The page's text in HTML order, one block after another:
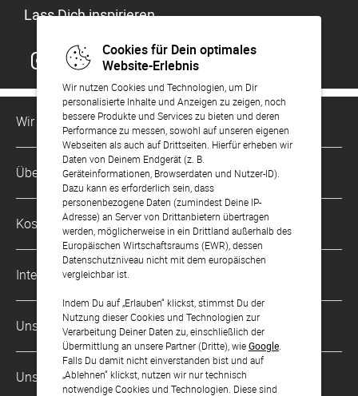
Cookies für Dein optimales
Website-Erlebnis
Wir nutzen Cookies und Technologien, um Dir
personalisierte Inhalte und Anzeigen zu zeigen, noch
bessere Produkte und Services zu bieten und deren
Performance zu messen, sowohl auf unseren eigenen
Webseiten als auch auf Drittseiten. Hierfür erheben wir
Daten von Deinem Endgerät (z. B.
Geräteinformationen, Browserdaten und Nutzer-ID).
Dazu kann es erforderlich sein, dass
personenbezogene Daten (zumindest Deine IP-
Adresse) an Server von Drittanbietern übertragen
werden, möglicherweise in ein Drittland außerhalb des
Europäischen Wirtschaftsraums (EWR), dessen
Datenschutzniveau nicht mit dem europäischen
vergleichbar ist.
Indem Du auf „Erlauben“ klickst, stimmst Du der
Nutzung dieser Cookies und Technologien zur
Verarbeitung Deiner Daten zu, einschließlich der
Übermittlung an unsere Partner (Dritte), wieGoogle
Falls Du damit nicht einverstanden bist und auf
„Ablehnen“ klickst, nutzen wir nur technisch
notwendige Cookies und Technologien. Diese sind
Lass Dich inspirieren
Wir sind für Dich da
Kundenservice-Hotline
0221 956 725 10
Mo. - Fr. von 9 bis 17 Uhr
kontakt@sendmoments.de
Über Uns
Philosophie
Karriere
Impressum
AGB & Widerrufsrecht
Zahlung & Versand
Datenschutz
Barrierefreiheitserklärung
Kostenlose Services
Musterkarten
Digitale Gästelisten
FAQ & Hilfe
International
Österreich
Schweiz
Frankreich
Unsere Zahlungsarten
Unsere Partner